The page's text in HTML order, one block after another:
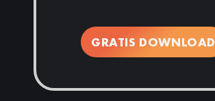
GRATIS DOWNLOAD